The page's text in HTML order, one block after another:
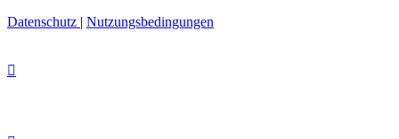
Datenschutz | Nutzungsbedingungen